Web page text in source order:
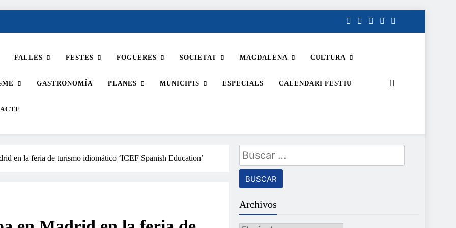
FALLES FESTES FOGUERES SOCIETAT MAGDALENA CULTURA
GASTRONOMÍA PLANES MUNICIPIS ESPECIALS CALENDARI FESTIU
en la feria de turismo idiomático ‘ICEF Spanish Education’
Buscar:
Archivos